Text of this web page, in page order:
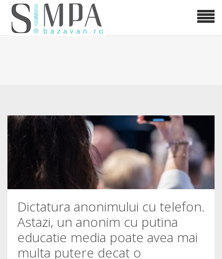
Dictatura anonimului cu telefon.
Astazi, un anonim cu putina
educatie media poate avea mai
multa putere decat o